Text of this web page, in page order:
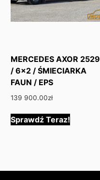
MERCEDES AXOR 2529
/ 6×2 / ŚMIECIARKA
FAUN / EPS
139 900.00zł
Sprawdź Teraz!